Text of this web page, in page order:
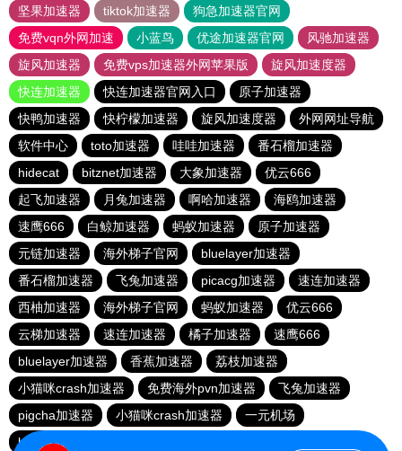
坚果加速器
tiktok加速器
狗急加速器官网
免费vqn外网加速
小蓝鸟 优途加速器官网
风驰加速器
旋风加速器
免费vps加速器外网苹果版
旋风加速度器
快连加速器
快连加速器官网入口
原子加速器
快鸭加速器
快柠檬加速器 旋风加速度器
外网网址导航
软件中心
toto加速器 哇哇加速器
番石榴加速器
hidecat
bitznet加速器 大象加速器
优云666
起飞加速器
月兔加速器 啊哈加速器
海鸥加速器
速鹰666
白鲸加速器 蚂蚁加速器
原子加速器
元链加速器
海外梯子官网
bluelayer加速器
番石榴加速器
飞兔加速器 picacg加速器
速连加速器
西柚加速器
海外梯子官网 蚂蚁加速器
优云666
云梯加速器
速连加速器 橘子加速器
速鹰666
bluelayer加速器
香蕉加速器
荔枝加速器
小猫咪crash加速器
免费海外pvn加速器
飞兔加速器
pigcha加速器
小猫咪crash加速器
一元机场
baacloud官网